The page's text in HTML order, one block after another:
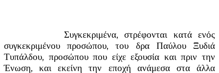
Συγκεκριμένα, στρέφονται κατά ενός
συγκεκριμένου προσώπου, του δρα Παύλου Ξυδιά
Τυπάλδου, προσώπου που είχε εξουσία και πριν την
Ένωση, και εκείνη την εποχή ανάμεσα στα άλλα